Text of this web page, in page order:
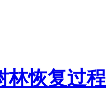
林恢复过